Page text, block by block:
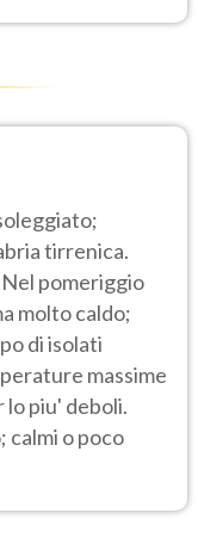
tirrenica.
pomeriggio
molto caldo;
di isolati
massime
lo piu' deboli.
calmi o poco